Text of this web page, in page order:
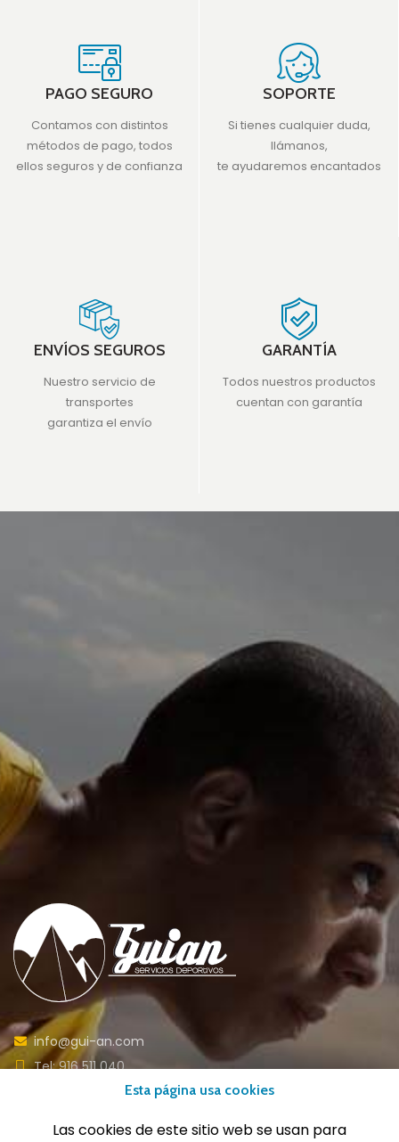
PAGO SEGURO
Contamos con distintos
métodos de pago, todos
ellos seguros y de confianza
SOPORTE
Si tienes cualquier duda,
llámanos,
te ayudaremos encantados
ENVÍOS SEGUROS
Nuestro servicio de
transportes
garantiza el envío
GARANTÍA
Todos nuestros productos
cuentan con garantía
info@gui-an.com
Tel: 916 511 040
Whatsapp: 609 72 24 10Esta página usa cookies
Las cookies de este sitio web se usan para